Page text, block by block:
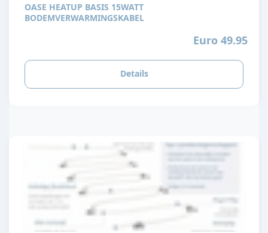
OASE HEATUP BASIS 15WATT
BODEMVERWARMINGSKABEL
Euro 49.95
Details